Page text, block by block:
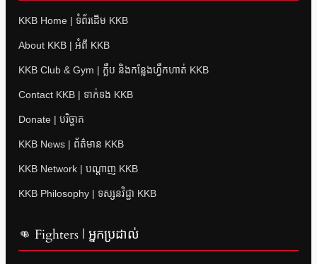
KKB Home | ទំព័រដើម KKB
About KKB | អំពី KKB
KKB Club & Gym | ក្លឹប និងកន្លែងហ្វឹកហាត់ KKB
Contact KKB | ទាក់ទង KKB
Donate | បរិច្ចាគ
KKB News | ព័ត៌មាន KKB
KKB Network | បណ្តាញ KKB
KKB Philosophy | ទស្សនវិជ្ជា KKB
👊 Fighters | អ្នកប្រដាល់